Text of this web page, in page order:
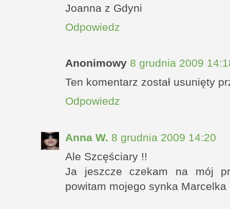
Joanna z Gdyni
Odpowiedz
Anonimowy 8 grudnia 2009
Ten komentarz został usunięty
Odpowiedz
Anna W. 8 grudnia 2009 14:20
Ale Szcęściary !!
Ja jeszcze czekam na mój
powitam mojego synka Marcelka